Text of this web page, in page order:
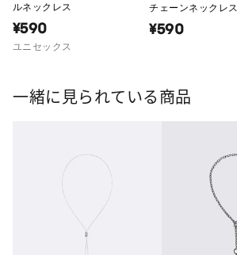
ルネックレス
¥590
ユニセックス
チェーンネックレス
¥590
一緒に見られている商品